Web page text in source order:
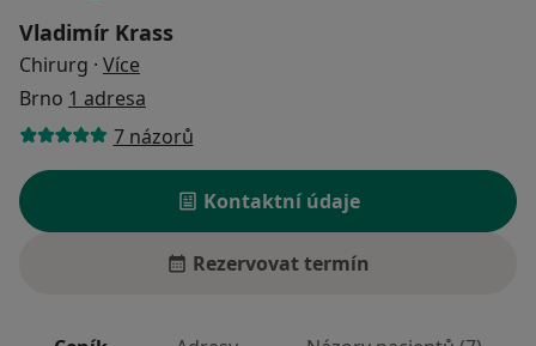
Vladimír Krass
Chirurg · Více
Brno 1 adresa
7 názorů
Kontaktní údaje
Rezervovat termín